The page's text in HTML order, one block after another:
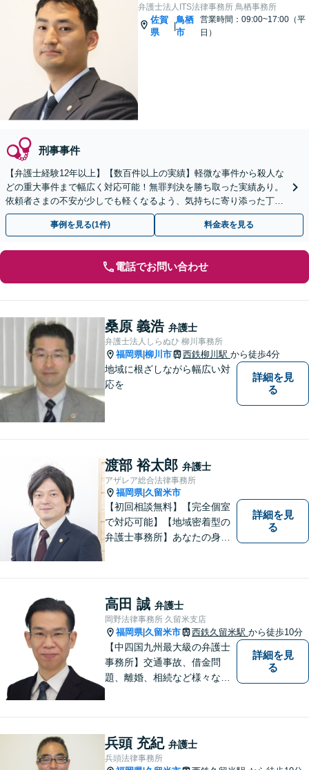
弁護士法人ITS法律事務所 鳥栖事務所
佐賀
県
|
鳥栖
市
営業時間：09:00~17:00（平
日）
刑事事件
【弁護士経験12年以上】【数百件以上の実績】軽微な事件から殺人な
どの重大事件まで幅広く対応可能！無罪判決を勝ち取った実績あり。
依頼者さまの不安が少しでも軽くなるよう、気持ちに寄り添った丁寧
な説明を心がけています【初回相談無料】
事例を見る(1件) 料金表を見る
電話でお問い合わせ
桑原 義浩 弁護士
弁護士法人しらぬひ 柳川事務所
福岡県|柳川市 西鉄柳川駅 から徒歩4分
地域に根ざしながら幅広い対
応を
詳細を見
る
渡部 裕太郎 弁護士
アザレア総合法律事務所
福岡県|久留米市
【初回相談無料】【完全個室
で対応可能】【地域密着型の
弁護士事務所】あなたの身近
問題解決まで丁寧にお手伝い
します！少しでもお悩みの方
はお気軽にご相談ください。
詳細を見
る
高田 誠 弁護士
岡野法律事務所 久留米支店
福岡県|久留米市 西鉄久留米駅 から徒歩10分
【中四国九州最大級の弁護士
事務所】交通事故、借金問
題、離婚、相続など様々な問
い！
詳細を見
る
兵頭 充紀 弁護士
兵頭法律事務所